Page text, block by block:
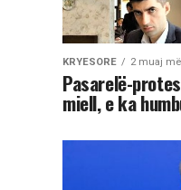
KRYESORE 2 muaj
Pasarelë-
miell, e ka